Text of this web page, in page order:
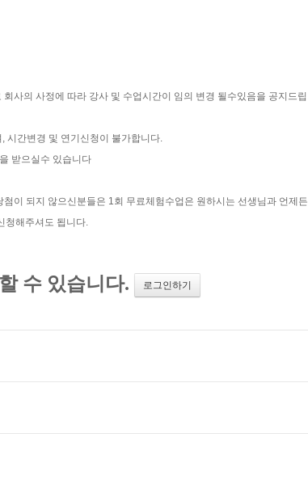
사의 사정에 따라 강사 및 수업시간이 임의 변경 될수있음을 공지드립
시간변경 및 연기신청이 불가합니다.
받으실수 있습니다
이 되지 않으신분들은 1회 무료체험수업은 원하시는 선생님과 언제든
청해주셔도 됩니다.